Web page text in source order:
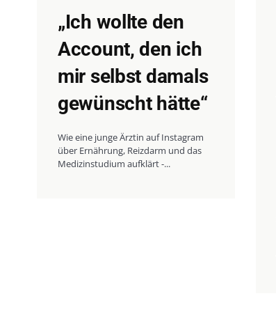
„Ich wollte den
Account, den ich
mir selbst damals
gewünscht hätte“
Wie eine junge Ärztin auf Instagram
über Ernährung, Reizdarm und das
Medizinstudium aufklärt -...